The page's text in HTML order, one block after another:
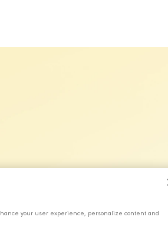
your user experience, personalize content and